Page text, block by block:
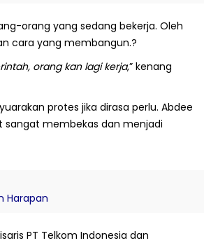
orang yang sedang bekerja. Oleh
cara yang membangun.?
orang kan lagi kerja,” kenang
protes jika dirasa perlu. Abdee
membekas dan menjadi
Harapan
PT Telkom Indonesia dan